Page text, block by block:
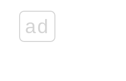
ad